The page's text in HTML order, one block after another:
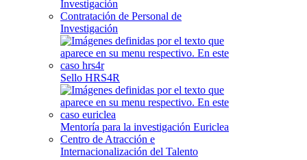
Investigación
Contratación de Personal de
Investigación
Sello HRS4R
Mentoría para la investigación Euriclea
Centro de Atracción e
Internacionalización del Talento